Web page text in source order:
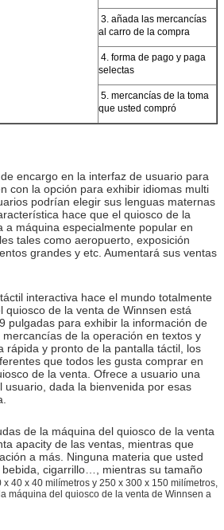
3. añada las mercancías
al carro de la compra
4. forma de pago y paga
selectas
5. mercancías de la toma
que usted compró
encargo en la interfaz de usuario para
con la opción para exhibir idiomas multi
podrían elegir sus lenguas maternas
hace que el quiosco de la
a máquina especialmente popular en
tales como aeropuerto, exposición
grandes y etc. Aumentará sus ventas
interactiva hace el mundo totalmente
quiosco de la venta de Winnsen está
pulgadas para exhibir la información de
de la operación en textos y
rápida y pronto de la pantalla táctil, los
que todos les gusta comprar en
de la venta. Ofrece a usuario una
usuario, dada la bienvenida por esas
de la máquina del quiosco de la venta
apacity de las ventas, mientras que
a más. Ninguna materia que usted
cigarrillo…, mientras su tamaño
x 40 x 40 milímetros y 250 x 300 x 150 milímetros,
máquina del quiosco de la venta de Winnsen a